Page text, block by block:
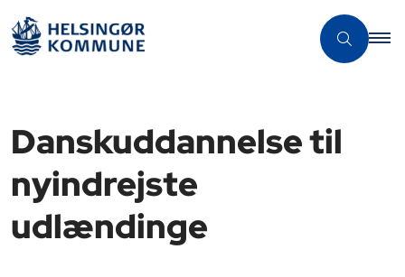
Danskuddannelse til
nyindrejste
udlændinge